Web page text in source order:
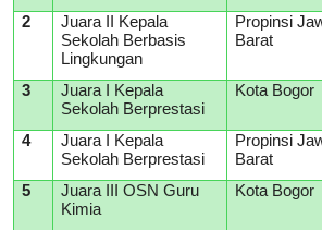
2
Juara II Kepala
Sekolah Berbasis
Lingkungan
Propinsi
Barat
3
Juara I Kepala
Sekolah Berprestasi
Kota Bogor
4
Juara I Kepala
Sekolah Berprestasi
Propinsi
Barat
5
Juara III OSN Guru
Kimia
Kota Bogor